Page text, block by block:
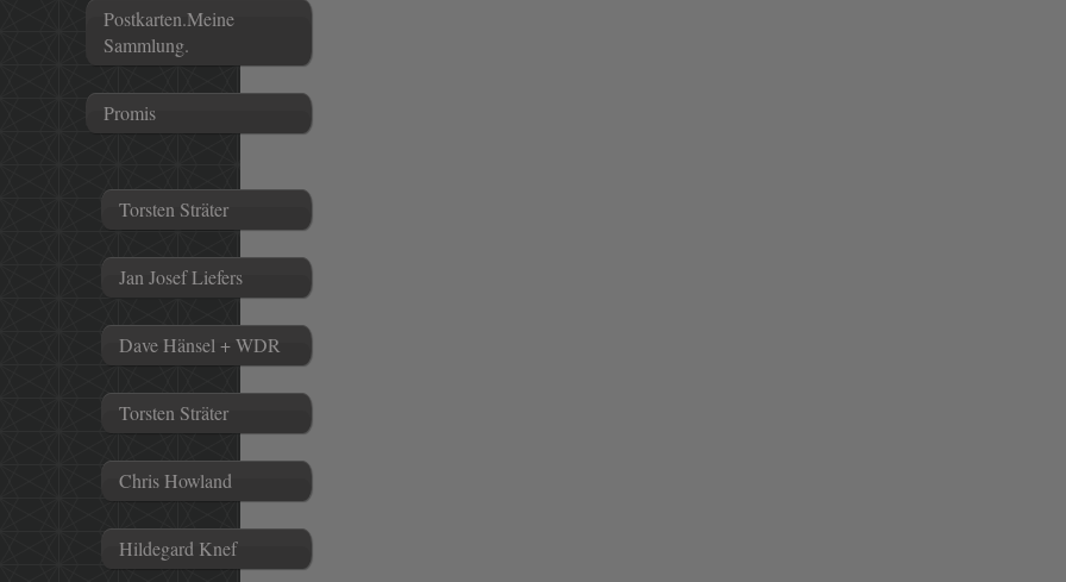
Postkarten.Meine
Sammlung.
Promis
Torsten Sträter
Jan Josef Liefers
Dave Hänsel + WDR
Torsten Sträter
Chris Howland
Hildegard Knef